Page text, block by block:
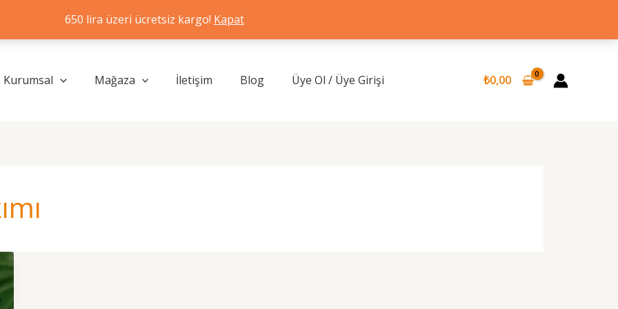
650 lira üzeri ücretsiz kargo! Kapat
Kurumsal Mağaza İletişim Blog Üye Ol / Üye Girişi ₺0,00